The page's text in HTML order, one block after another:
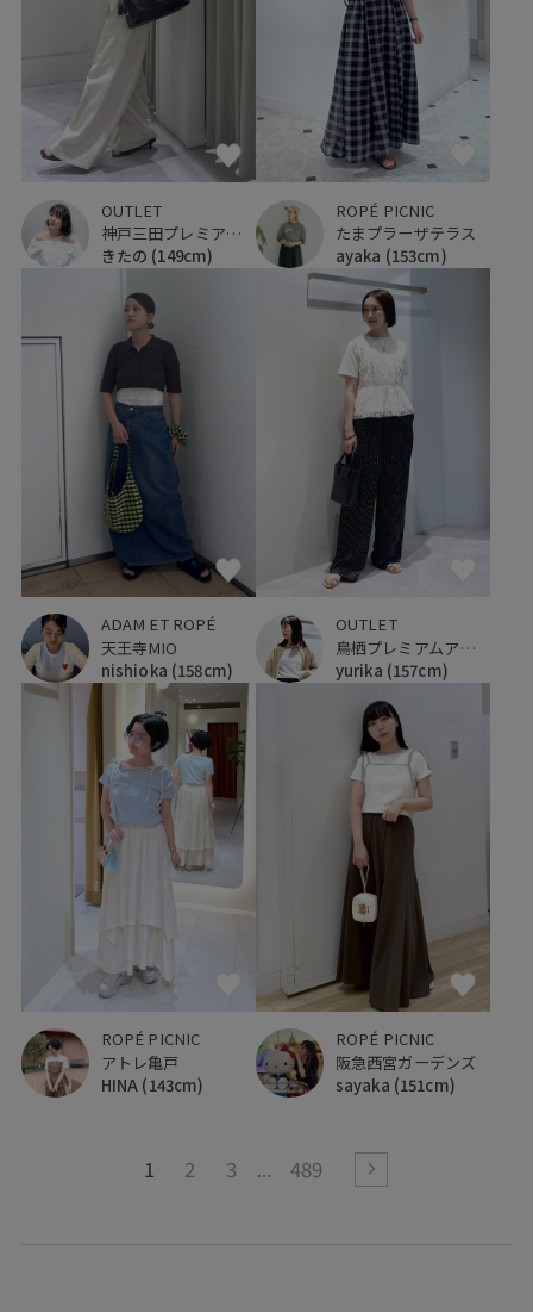
OUTLET
神戸三田プレミアム・アウトレット
きたの (149cm)
ROPÉ PICNIC
たまプラーザテラス
ayaka (153cm)
ADAM ET ROPÉ
天王寺MIO
nishioka (158cm)
OUTLET
鳥栖プレミアムアウトレット
yurika (157cm)
ROPÉ PICNIC
アトレ亀戸
HINA (143cm)
ROPÉ PICNIC
阪急西宮ガーデンズ
sayaka (151cm)
1 2 3 489